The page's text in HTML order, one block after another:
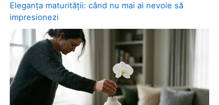
Eleganța maturității: când nu mai ai nevoie să
impresionezi